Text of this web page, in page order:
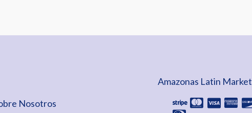
Nosotros
Amazonas Latin Market